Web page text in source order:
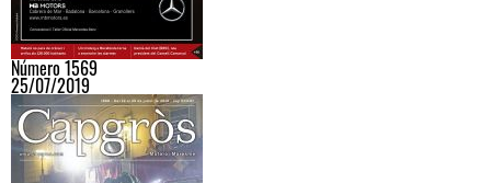
Número 1569
25/07/2019